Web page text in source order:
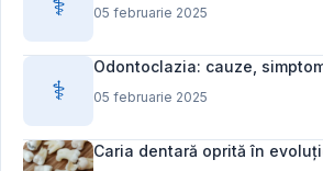
⚕️ 05 februarie 2025
⚕️
Odontoclazia: cauze,
05 februarie 2025
Caria dentară oprită în